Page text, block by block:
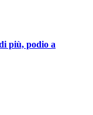
più, podio a